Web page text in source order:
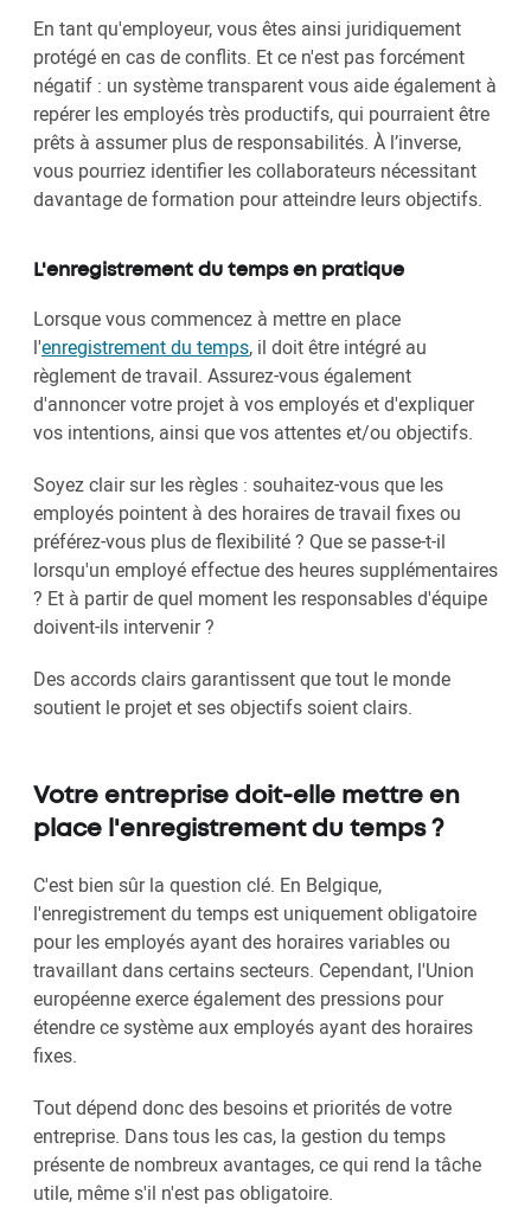
En tant qu'employeur, vous êtes ainsi juridiquement
protégé en cas de conflits. Et ce n'est pas forcément
négatif : un système transparent vous aide également à
repérer les employés très productifs, qui pourraient être
prêts à assumer plus de responsabilités. À l’inverse,
vous pourriez identifier les collaborateurs nécessitant
davantage de formation pour atteindre leurs objectifs.
L'enregistrement du temps en pratique
Lorsque vous commencez à mettre en place
l'enregistrement du temps, il doit être intégré au
règlement de travail. Assurez-vous également
d'annoncer votre projet à vos employés et d'expliquer
vos intentions, ainsi que vos attentes et/ou objectifs.
Soyez clair sur les règles : souhaitez-vous que les
employés pointent à des horaires de travail fixes ou
préférez-vous plus de flexibilité ? Que se passe-t-il
lorsqu'un employé effectue des heures supplémentaires
? Et à partir de quel moment les responsables d'équipe
doivent-ils intervenir ?
Des accords clairs garantissent que tout le monde
soutient le projet et ses objectifs soient clairs.
Votre entreprise doit-elle mettre en
place l'enregistrement du temps ?
C'est bien sûr la question clé. En Belgique,
l'enregistrement du temps est uniquement obligatoire
pour les employés ayant des horaires variables ou
travaillant dans certains secteurs. Cependant, l'Union
européenne exerce également des pressions pour
étendre ce système aux employés ayant des horaires
fixes.
Tout dépend donc des besoins et priorités de votre
entreprise. Dans tous les cas, la gestion du temps
présente de nombreux avantages, ce qui rend la tâche
utile, même s'il n'est pas obligatoire.